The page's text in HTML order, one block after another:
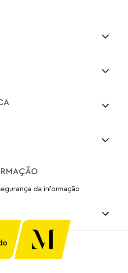
da informação